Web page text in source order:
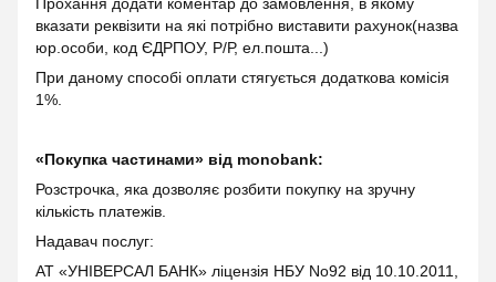
вказати реквізити на які потрібно виставити рахунок(назва
юр.особи, код ЄДРПОУ, Р/Р, ел.пошта...)
При даному способі оплати стягується додаткова комісія
1%.
«Покупка частинами» від monobank:
Розстрочка, яка дозволяє розбити покупку на зручну
кількість платежів.
Надавач послуг:
АТ «УНІВЕРСАЛ БАНК» ліцензія НБУ No92 від 10.10.2011,